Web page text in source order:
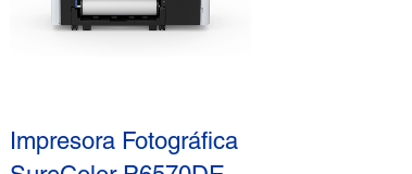
Impresora Fotográfica